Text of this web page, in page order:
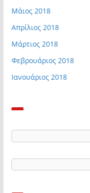
Μάιος 2018
Απρίλιος 2018
Μάρτιος 2018
Φεβρουάριος 2018
Ιανουάριος 2018